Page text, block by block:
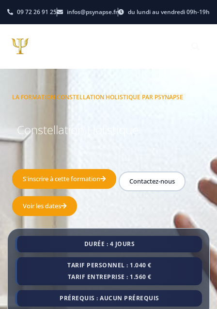
09 72 26 91 25 infos@psynapse.fr du lundi au vendredi 09h-19h
LA FORMATION CONSTELLATION HOLISTIQUE PAR PSYNAPSE
Constellation Holistique
S'inscrire à cette formation Contactez-nous
Voir les dates
DURÉE : 4 JOURS
TARIF PERSONNEL : 1.040 €
TARIF ENTREPRISE : 1.560 €
PRÉREQUIS : AUCUN PRÉREQUIS